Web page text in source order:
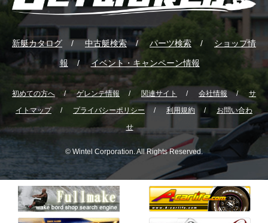
新艇カタログ 中古艇検索 パーツ検索 ショップ情
報 イベント・キャンペーン情報
初めての方へ ゲレンテ情報 関連サイト 会社情報
サ
イトマップ
プライバシーポリシー 利用規約
お問い合わ
せ
© Wintel Corporation. All Rights Reserved.